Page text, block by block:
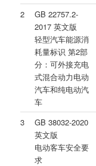
2
GB 22757.2-
2017 英文版
轻型汽车能源消
耗量标识 第2部
分：可外接充电
式混合动力电动
汽车和纯电动汽
车
3
GB 38032-2020
英文版
电动客车安全要
求